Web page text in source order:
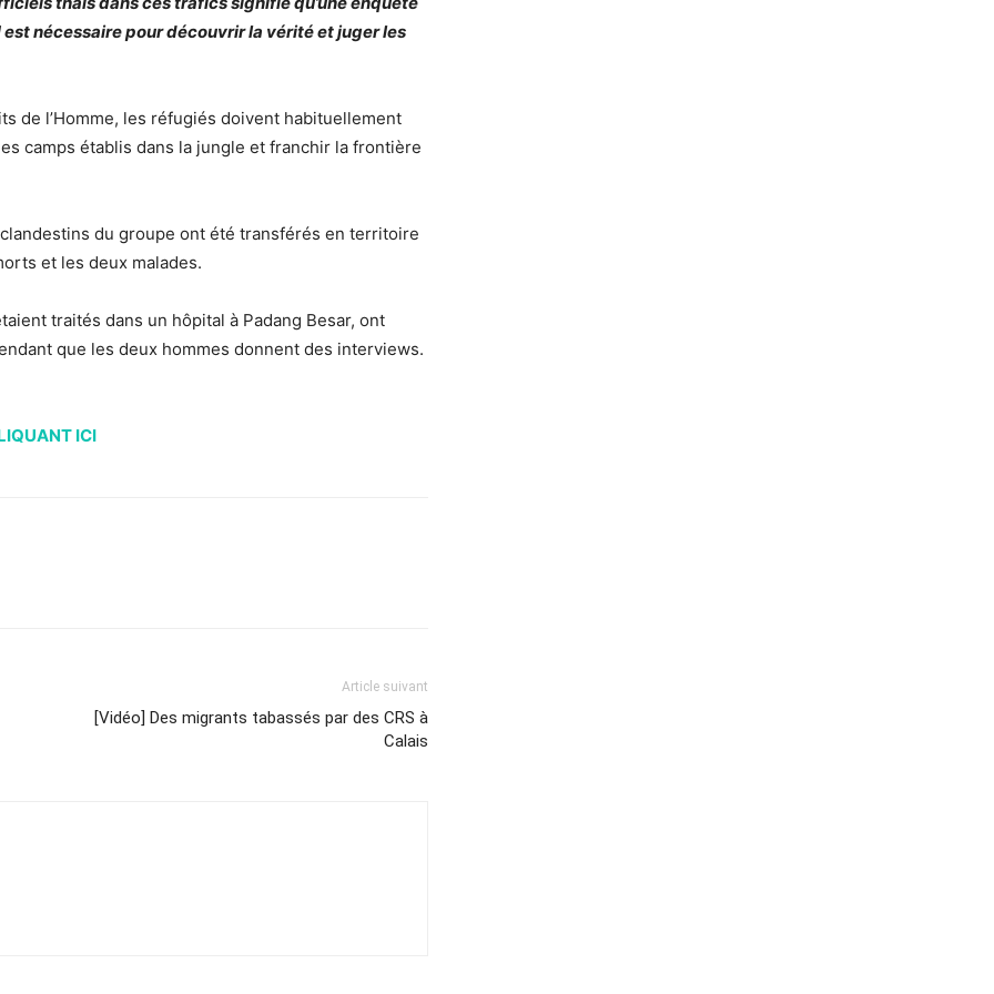
est nécessaire pour découvrir la vérité et juger les
de l’Homme, les réfugiés doivent habituellement
camps établis dans la jungle et franchir la frontière
du groupe ont été transférés en territoire
et les deux malades.
traités dans un hôpital à Padang Besar, ont
que les deux hommes donnent des interviews.
ICI
Article suivant
[Vidéo] Des migrants tabassés par des CRS à
Calais